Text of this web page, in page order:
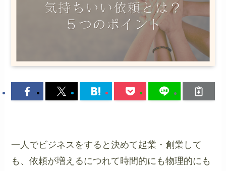
一人でビジネスをすると決めて起業・創業して
も、依頼が増えるにつれて時間的にも物理的にも